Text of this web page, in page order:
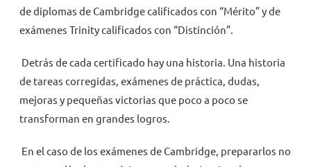
de diplomas de Cambridge calificados con “Mérito” y de
exámenes Trinity calificados con “Distinción”.
Detrás de cada certificado hay una historia. Una historia
de tareas corregidas, exámenes de práctica, dudas,
mejoras y pequeñas victorias que poco a poco se
transforman en grandes logros.
En el caso de los exámenes de Cambridge, prepararlos no